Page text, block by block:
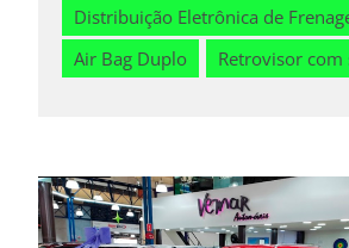
Distribuição Eletrônica de
Air Bag Duplo
Retrovisor com